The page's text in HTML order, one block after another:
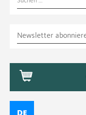
nach:
DE